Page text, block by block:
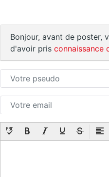
Bonjour, avant de poster,
d'avoir pris connaissance